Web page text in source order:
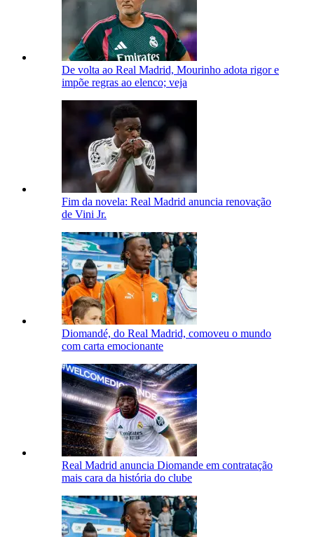
De volta ao Real Madrid, Mourinho adota rigor e
impõe regras ao elenco; veja
Fim da novela: Real Madrid anuncia renovação
de Vini Jr.
Diomandé, do Real Madrid, comoveu o mundo
com carta emocionante
Real Madrid anuncia Diomande em contratação
mais cara da história do clube